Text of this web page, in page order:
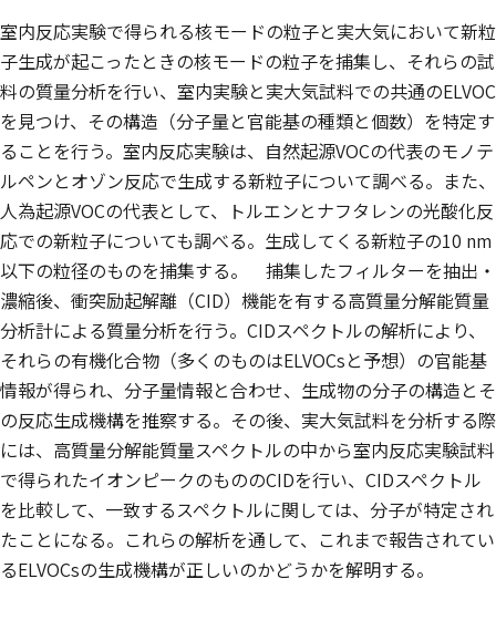
室内反応実験で得られる核モードの粒子と実大気において新粒
子生成が起こったときの核モードの粒子を捕集し、それらの試
料の質量分析を行い、室内実験と実大気試料での共通のELVOC
を見つけ、その構造（分子量と官能基の種類と個数）を特定す
ることを行う。室内反応実験は、自然起源VOCの代表のモノテ
ルペンとオゾン反応で生成する新粒子について調べる。また、
人為起源VOCの代表として、トルエンとナフタレンの光酸化反
応での新粒子についても調べる。生成してくる新粒子の10 nm
以下の粒径のものを捕集する。 捕集したフィルターを抽出・
濃縮後、衝突励起解離（CID）機能を有する高質量分解能質量
分析計による質量分析を行う。CIDスペクトルの解析により、
それらの有機化合物（多くのものはELVOCsと予想）の官能基
情報が得られ、分子量情報と合わせ、生成物の分子の構造とそ
の反応生成機構を推察する。その後、実大気試料を分析する際
には、高質量分解能質量スペクトルの中から室内反応実験試料
で得られたイオンピークのもののCIDを行い、CIDスペクトル
を比較して、一致するスペクトルに関しては、分子が特定され
たことになる。これらの解析を通して、これまで報告されてい
るELVOCsの生成機構が正しいのかどうかを解明する。